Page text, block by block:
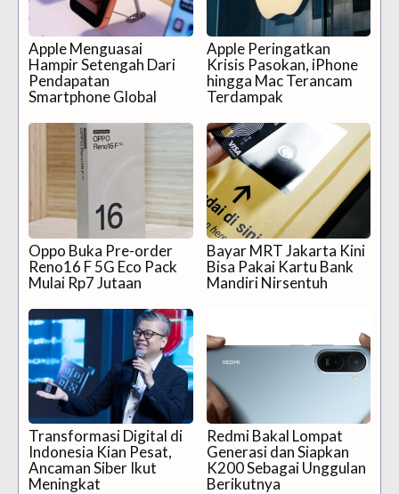
Apple Menguasai
Hampir Setengah Dari
Pendapatan
Smartphone Global
Apple Peringatkan
Krisis Pasokan, iPhone
hingga Mac Terancam
Terdampak
Oppo Buka Pre-order
Reno16 F 5G Eco Pack
Mulai Rp7 Jutaan
Bayar MRT Jakarta Kini
Bisa Pakai Kartu Bank
Mandiri Nirsentuh
Transformasi Digital di
Indonesia Kian Pesat,
Ancaman Siber Ikut
Meningkat
Redmi Bakal Lompat
Generasi dan Siapkan
K200 Sebagai Unggulan
Berikutnya